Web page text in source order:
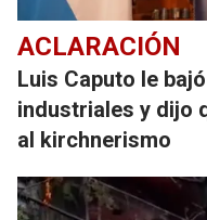
ACLARACIÓN
Luis Caputo le
industriales y dijo
al kirchnerismo